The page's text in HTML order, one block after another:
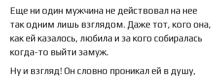
Еще ни один мужчина не действовал на нее
так одним лишь взглядом. Даже тот, кого она,
как ей казалось, любила и за кого собиралась
когда-то выйти замуж.
Ну и взгляд! Он словно проникал ей в душу,